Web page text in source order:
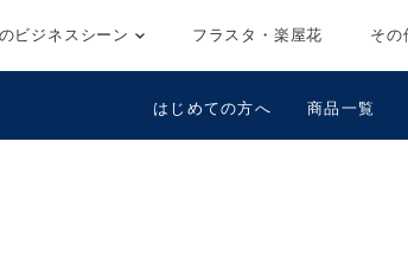
ビジネスシーン フラスタ・楽屋花 その
はじめての方へ 商品一覧